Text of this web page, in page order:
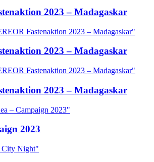
2023 – Madagaskar
2023 – Madagaskar
2023 – Madagaskar
2023